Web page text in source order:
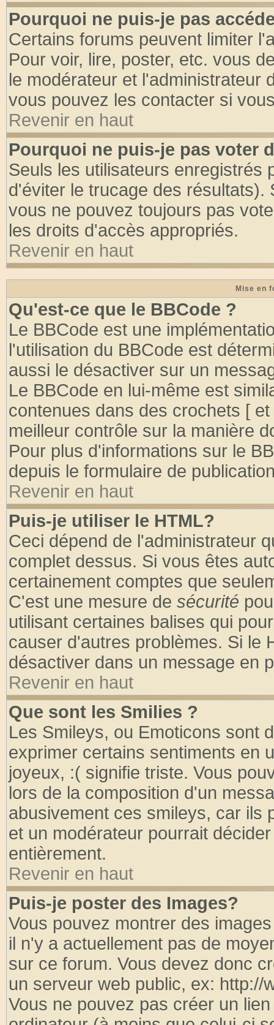
Pourquoi ne puis-je pas
Certains forums peuvent limiter
Pour voir, lire, poster, etc. vous
le modérateur et l'administrateur
vous pouvez les contacter si
Revenir en haut
Pourquoi ne puis-je pas voter
Seuls les utilisateurs enregistrés
d'éviter le trucage des
vous ne pouvez toujours pas
les droits d'accès appropriés.
Revenir en haut
Mise en
Qu'est-ce que le BBCode ?
Le BBCode est une
l'utilisation du BBCode est
aussi le désactiver sur un
Le BBCode en lui-même est
contenues dans des crochets [
meilleur contrôle sur la manière
Pour plus d'informations sur le
depuis le formulaire de
Revenir en haut
Puis-je utiliser le HTML?
Ceci dépend de l'administrateur
complet dessus. Si vous êtes
certainement comptes que
C'est une mesure de sécurité
utilisant certaines balises qui
causer d'autres problèmes. Si le
désactiver dans un message en
Revenir en haut
Que sont les Smilies ?
Les Smileys, ou Emoticons sont
exprimer certains sentiments en
joyeux, :( signifie triste. Vous
lors de la composition d'un
abusivement ces smileys, car ils
et un modérateur pourrait
entièrement.
Revenir en haut
Puis-je poster des Images?
Vous pouvez montrer des
il n'y a actuellement pas de
sur ce forum. Vous devez donc
un serveur web public, ex: http://
Vous ne pouvez pas créer un